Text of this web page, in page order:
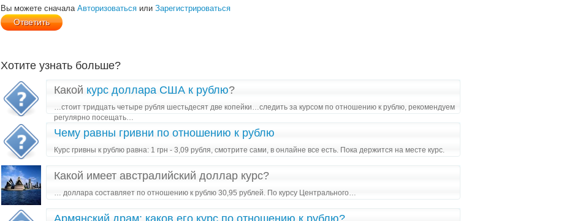
Вы можете сначала Авторизоваться или Зарегистрироваться
Хотите узнать больше?
Какой курс доллара США к рублю?
…стоит тридцать четыре рубля шестьдесят две копейки…следить за курсом по отношению к рублю, рекомендуем
регулярно посещать…
Чему равны гривни по отношению к рублю
Курс гривны к рублю равна: 1 грн - 3,09 рубля, смотрите сами, в онлайне все есть. Пока держится на месте курс.
Какой имеет австралийский доллар курс?
… доллара составляет по отношению к рублю 30,95 рублей. По курсу Центрального…
Армянский драм: каков его курс по отношению к рублю?